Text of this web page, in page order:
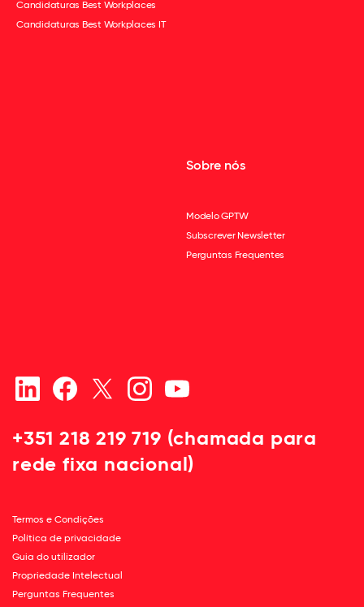
Candidaturas Best Workplaces
Candidaturas Best Workplaces IT
Sobre nós
Modelo GPTW
Subscrever Newsletter
Perguntas Frequentes
+351 218 219 719 (chamada para
rede fixa nacional)
Termos e Condições
Política de privacidade
Guia do utilizador
Propriedade Intelectual
Perguntas Frequentes